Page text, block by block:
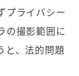
プライバシー
の撮影範囲に
と、法的問題